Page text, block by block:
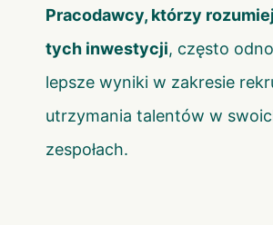
Pracodawcy, którzy
tych inwestycji, często
lepsze wyniki w zakresie
utrzymania talentów w
zespołach.